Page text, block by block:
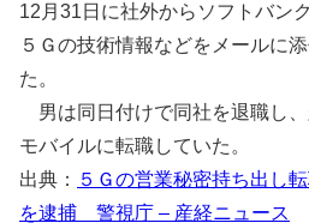
12月31日に社外からソフトバン
５Ｇの技術情報などをメールに
た。
男は同日付けで同社を退職し
モバイルに転職していた。
出典：
５Ｇの営業秘密持ち出し
を逮捕 警視庁 – 産経ニュース